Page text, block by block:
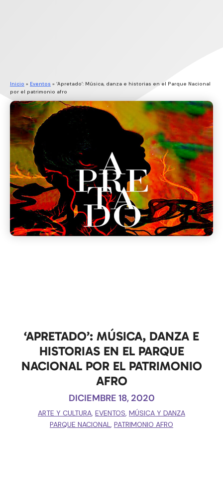
Inicio » Eventos » ‘Apretado’: Música, danza e historias en el Parque Nacional
por el patrimonio afro
‘APRETADO’: MÚSICA, DANZA E
HISTORIAS EN EL PARQUE
NACIONAL POR EL PATRIMONIO
AFRO
DICIEMBRE 18, 2020
ARTE Y CULTURA, EVENTOS, MÚSICA Y DANZA
PARQUE NACIONAL, PATRIMONIO AFRO